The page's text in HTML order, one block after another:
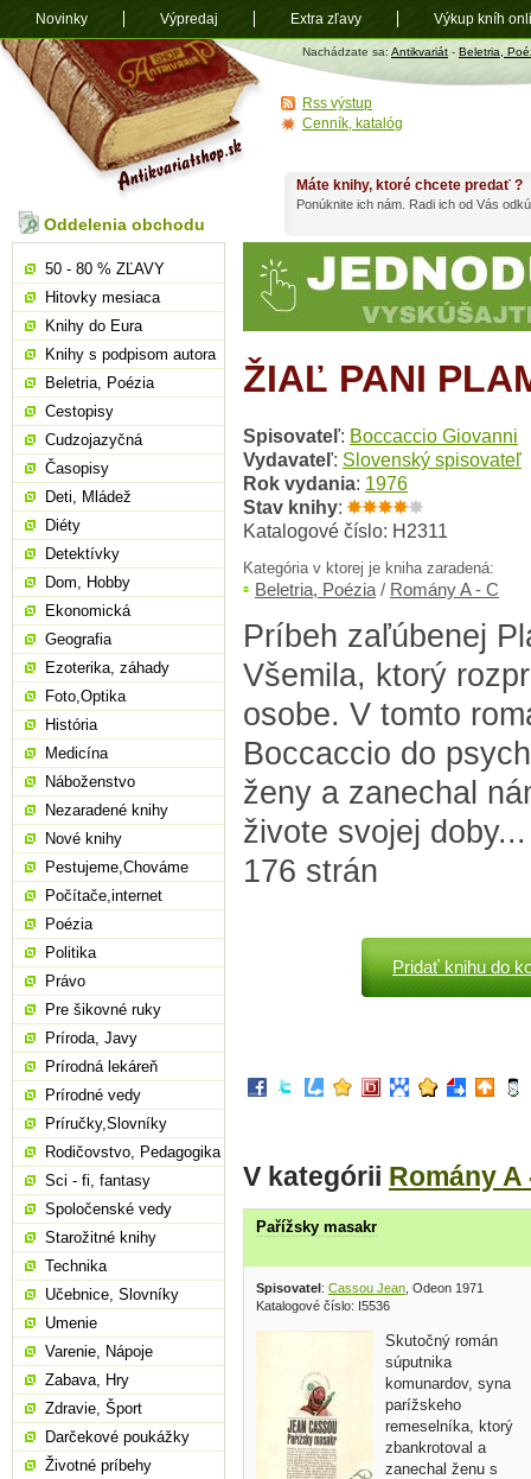
Antikvariát
shop.sk
Nachádzate sa: Antikvariát - Beletria,
ŽIAĽ PANI
Spisovateľ: Boccaccio Giovanni
Vydavateľ: Slovenský spisovateľ
Rok vydania: 1976
Stav knihy:
Katalogové číslo: H2311
Kategória v ktorej je kniha zaradená:
Beletria, Poézia / Romány A - C
Príbeh zaľúbenej
Všemila, ktorý
osobe. V tomto
Boccaccio do
ženy a zanechal
živote svojej
176 strán
Pridať knihu do
V kategórii Romány A
Pařížsky masakr
Spisovatel: Cassou Jean , Odeon 1971
Katalogové číslo: I5536
Skutočný román
súputnika
komunardov, syna
parížskeho
remeselníka, ktorý
zbankrotoval a
zanechal ženu s
Máte knihy, ktoré chcete predať ?
Ponúknite ich nám. Radi ich od Vás
Oddelenia obchodu
50 - 80 % ZĽAVY
Hitovky mesiaca
Knihy do Eura
Knihy s podpisom autora
Beletria, Poézia
Cestopisy
Cudzojazyčná
Časopisy
Deti, Mládež
Diéty
Detektívky
Dom, Hobby
Ekonomická
Geografia
Ezoterika, záhady
Foto,Optika
História
Medicína
Náboženstvo
Nezaradené knihy
Nové knihy
Pestujeme,Chováme
Počítače,internet
Poézia
Politika
Právo
Pre šikovné ruky
Príroda, Javy
Prírodná lekáreň
Prírodné vedy
Príručky,Slovníky
Rodičovstvo, Pedagogika
Sci - fi, fantasy
Spoločenské vedy
Starožitné knihy
Technika
Učebnice, Slovníky
Umenie
Varenie, Nápoje
Zabava, Hry
Zdravie, Šport
Darčekové poukážky
Životné príbehy
Rss výstup
Cenník, katalóg
Novinky Výpredaj Extra zľavy Výkup kníh